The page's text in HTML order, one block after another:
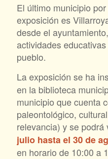
El último municipio
exposición es
desde el
actividades
pueblo.
La exposición se ha
en la biblioteca
municipio que cuenta
paleontológico,
relevancia) y se podrá
julio hasta el 30 de
en horario de 10:00 a